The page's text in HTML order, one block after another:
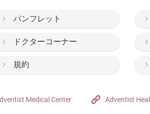
パンフレット
ドクターコーナー
規約
Medical Center Adventist